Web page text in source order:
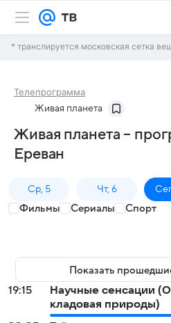
* транслируется московская сетка
Телепрограмма
Живая планета
Живая планета –
Ереван
Ср, 5 Чт, 6
Фильмы Сериалы Спорт
Показать
19:15
Научные сенсации
кладовая природы)